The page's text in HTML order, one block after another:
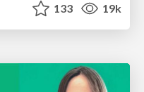
133 19k